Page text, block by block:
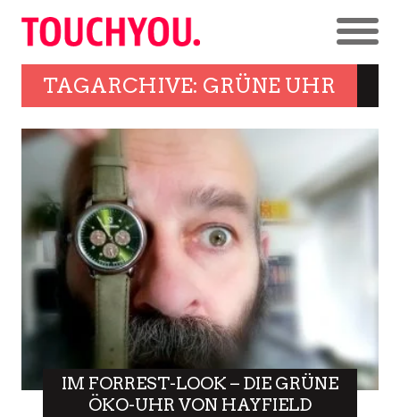
TAGARCHIVE: GRÜNE UHR
IM FORREST-LOOK – DIE GRÜNE
ÖKO-UHR VON HAYFIELD